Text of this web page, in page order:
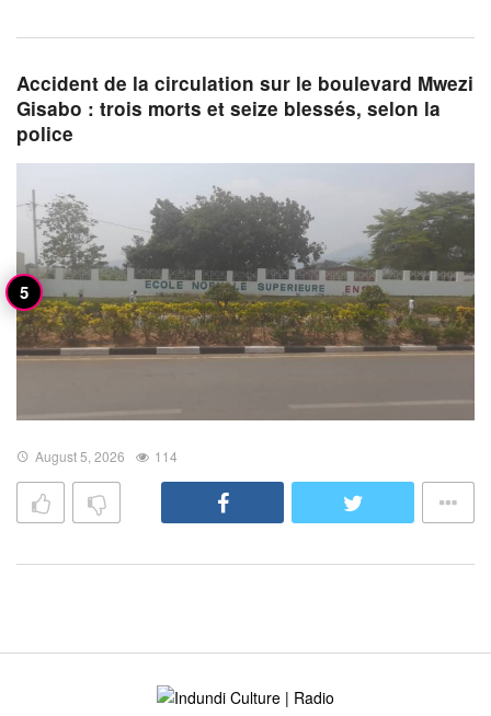
Accident de la circulation sur le boulevard Mwezi
Gisabo : trois morts et seize blessés, selon la
police
August 5, 2026 114